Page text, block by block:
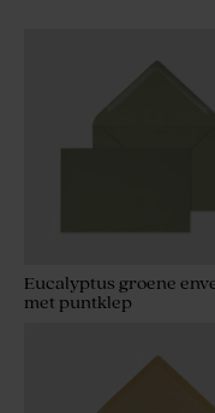
Eucalyptus groene
met puntklep